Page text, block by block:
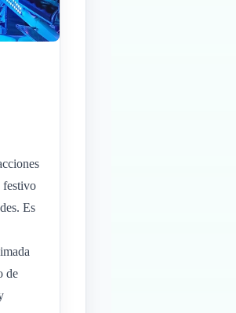
festivo
Es
de